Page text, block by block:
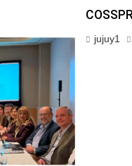
jujuy1